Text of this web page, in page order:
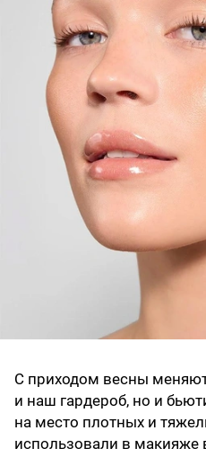
С приходом весны
и наш гардероб, но и
на место плотных и
использовали в макияже